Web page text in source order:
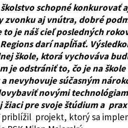
schopné konkurovať
zvonku aj vnútra, dobré
je náš cieľ posledných
darí napĺňať.
škole, ktorá vychováva
je odstrániť to, čo je na škole
nevyhovuje súčasným
novými
žiaci pre svoje štúdium a
priblížil projekt, ktorý sa